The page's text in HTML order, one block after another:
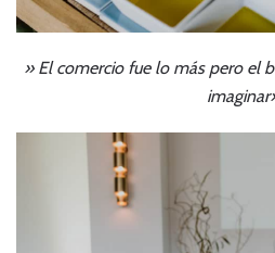
» El comercio fue lo más pero el